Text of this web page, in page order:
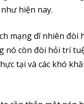
hiện nay.
mạng dĩ nhiên đòi
nó còn đòi hỏi trí
tại và các khó